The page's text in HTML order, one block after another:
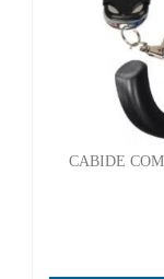
CABIDE